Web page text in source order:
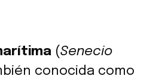
(Senecio
conocida como